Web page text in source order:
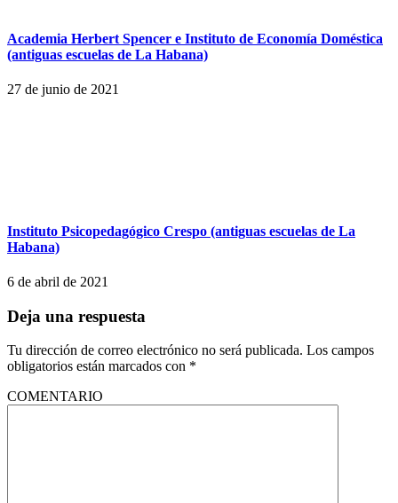
Academia Herbert Spencer e Instituto de Economía Doméstica
(antiguas escuelas de La Habana)
27 de junio de 2021
Instituto Psicopedagógico Crespo (antiguas escuelas de La
Habana)
6 de abril de 2021
Deja una respuesta
Tu dirección de correo electrónico no será publicada. Los campos
obligatorios están marcados con *
COMENTARIO